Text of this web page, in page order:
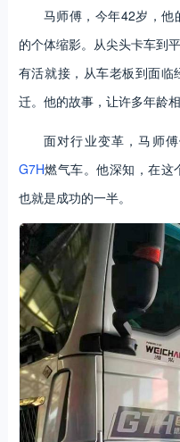
马师傅，今年42岁，他
的个体缩影。从尖头卡车到
有活就接，从车老板到面
迁。他的故事，让许多年龄
面对行业变革，马师
G7H燃气车。他深知，在这
也就是成功的一半。